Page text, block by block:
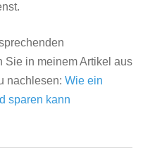
Sie in meinem Artikel aus
nachlesen: Wie ein
sparen kann